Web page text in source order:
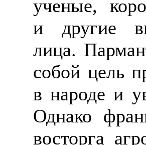
ученые,
и другие
лица.
собой цель
в народе и
Однако
восторга